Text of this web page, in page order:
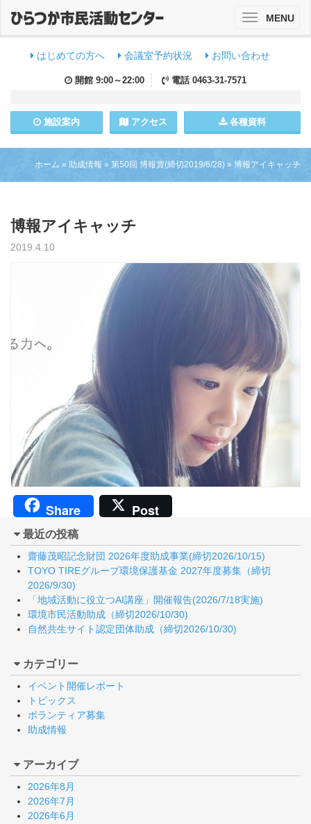
はじめての方へ 会議室予約状況 お問い合わせ
開館 9:00～22:00 電話 0463-31-7571
施設案内 アクセス 各種資料
ToggleMENU
ホーム » 助成情報 » 第50回 博報賞(締切2019/6/28) » 博報アイキャッチ
博報アイキャッチ
2019.4.10
Share Post
最近の投稿
齋藤茂昭記念財団 2026年度助成事業(締切2026/10/15)
TOYO TIREグループ環境保護基金 2027年度募集（締切
2026/9/30)
「地域活動に役立つAI講座」開催報告(2026/7/18実施)
環境市民活動助成（締切2026/10/30)
自然共生サイト認定団体助成（締切2026/10/30)
カテゴリー
イベント開催レポート
トピックス
ボランティア募集
助成情報
アーカイブ
2026年8月
2026年7月
2026年6月